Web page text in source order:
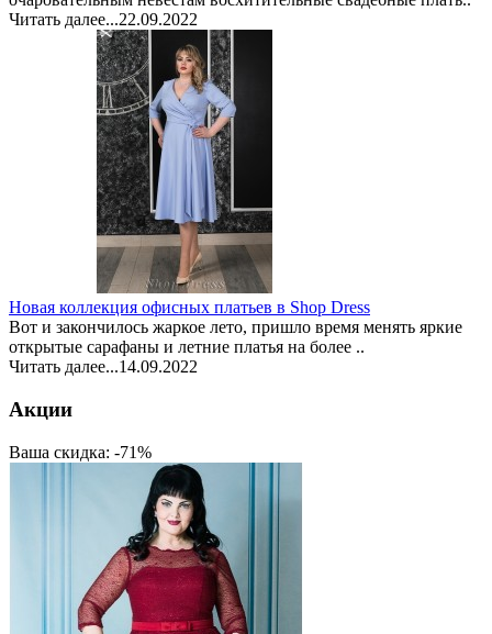
Читать далее...22.09.2022
Новая коллекция офисных платьев в Shop Dress
Вот и закончилось жаркое лето, пришло время менять яркие
открытые сарафаны и летние платья на более ..
Читать далее...14.09.2022
Акции
Ваша скидка: -71%